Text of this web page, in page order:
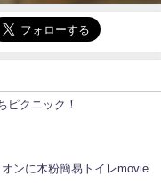
クニック！
ンに木粉簡易トイレmovie